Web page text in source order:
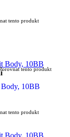
tento produkt
tento produkt
10BB
tento produkt